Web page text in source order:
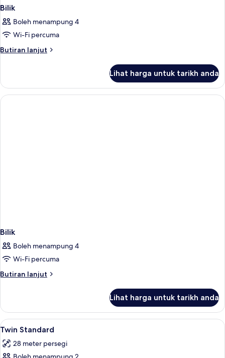
Bilik
Boleh menampung 4
Wi-Fi percuma
Butiran lanjut
Butiran
Lihat harga untuk tarikh anda
Bilik
Boleh menampung 4
Wi-Fi percuma
Butiran lanjut
Butiran
Lihat harga untuk tarikh anda
Lihat
semua
foto
Bar mini, peti besi dalam bilik, meja,
4
Twin Standard
28 meter persegi